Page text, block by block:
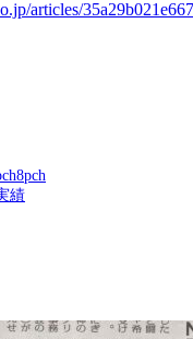
articles/
績